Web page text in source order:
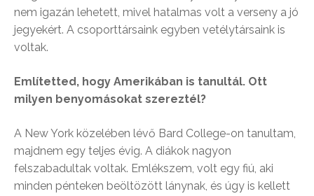
nem igazán lehetett, mivel hatalmas volt a verseny a jó
jegyekért. A csoporttársaink egyben vetélytársaink is
voltak.
Említetted, hogy Amerikában is tanultál. Ott
milyen benyomásokat szereztél?
A New York közelében lévő Bard College-on tanultam,
majdnem egy teljes évig. A diákok nagyon
felszabadultak voltak. Emlékszem, volt egy fiú, aki
minden pénteken beöltözött lánynak, és úgy is kellett